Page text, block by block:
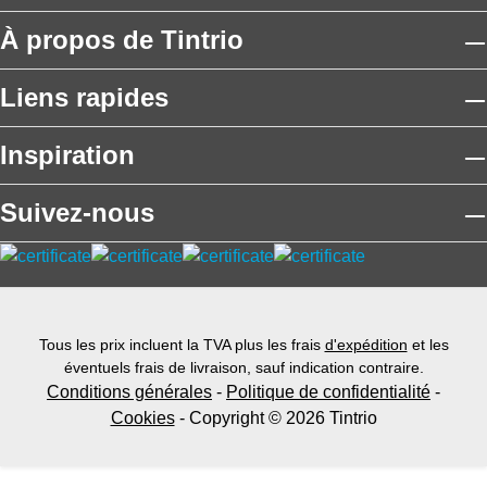
À propos de Tintrio
Liens rapides
Inspiration
Suivez-nous
Tous les prix incluent la TVA plus les frais d'expédition et les
éventuels frais de livraison, sauf indication contraire.
Conditions générales - Politique de confidentialité -
Cookies- Copyright © 2026 Tintrio